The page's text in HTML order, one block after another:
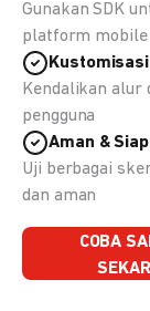
Gunakan SDK
platform mobile
Kendalikan alur
pengguna
Aman &
Uji berbagai
dan aman
COBA